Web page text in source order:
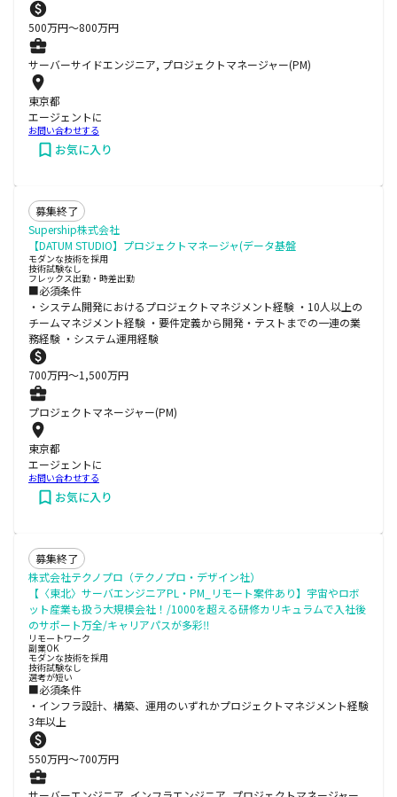
500万円〜800万円
サーバーサイドエンジニア, プロジェクトマネージャー(PM)
東京都
エージェントに
お問い合わせする
お気に入り
募集終了
Supership株式会社
【DATUM STUDIO】プロジェクトマネージャ(データ基盤
モダンな技術を採用
技術試験なし
フレックス出勤・時差出勤
■必須条件
・システム開発におけるプロジェクトマネジメント経験 ・10人以上の
チームマネジメント経験 ・要件定義から開発・テストまでの一連の業
務経験 ・システム運用経験
700万円〜1,500万円
プロジェクトマネージャー(PM)
東京都
エージェントに
お問い合わせする
お気に入り
募集終了
株式会社テクノプロ（テクノプロ・デザイン社）
【〈東北〉サーバエンジニアPL・PM_リモート案件あり】宇宙やロボ
ット産業も扱う大規模会社！/1000を超える研修カリキュラムで入社後
のサポート万全/キャリアパスが多彩‼
リモートワーク
副業OK
モダンな技術を採用
技術試験なし
選考が短い
■必須条件
・インフラ設計、構築、運用のいずれかプロジェクトマネジメント経験
3年以上
550万円〜700万円